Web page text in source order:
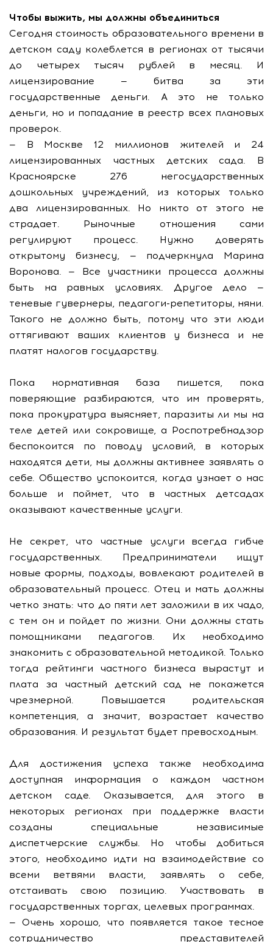
Чтобы выжить, мы должны объединиться
Сегодня стоимость образовательного времени в
детском саду колеблется в регионах от тысячи
до четырех тысяч рублей в месяц. И
лицензирование — битва за эти
государственные деньги. А это не только
деньги, но и попадание в реестр всех плановых
проверок.
— В Москве 12 миллионов жителей и 24
лицензированных частных детских сада. В
Красноярске 276 негосударственных
дошкольных учреждений, из которых только
два лицензированных. Но никто от этого не
страдает. Рыночные отношения сами
регулируют процесс. Нужно доверять
открытому бизнесу, — подчеркнула Марина
Воронова. — Все участники процесса должны
быть на равных условиях. Другое дело —
теневые гувернеры, педагоги-репетиторы, няни.
Такого не должно быть, потому что эти люди
оттягивают ваших клиентов у бизнеса и не
платят налогов государству.
Пока нормативная база пишется, пока
поверяющие разбираются, что им проверять,
пока прокуратура выясняет, паразиты ли мы на
теле детей или сокровище, а Роспотребнадзор
беспокоится по поводу условий, в которых
находятся дети, мы должны активнее заявлять о
себе. Общество успокоится, когда узнает о нас
больше и поймет, что в частных детсадах
оказывают качественные услуги.
Не секрет, что частные услуги всегда гибче
государственных. Предприниматели ищут
новые формы, подходы, вовлекают родителей в
образовательный процесс. Отец и мать должны
четко знать: что до пяти лет заложили в их чадо,
с тем он и пойдет по жизни. Они должны стать
помощниками педагогов. Их необходимо
знакомить с образовательной методикой. Только
тогда рейтинги частного бизнеса вырастут и
плата за частный детский сад не покажется
чрезмерной. Повышается родительская
компетенция, а значит, возрастает качество
образования. И результат будет превосходным.
Для достижения успеха также необходима
доступная информация о каждом частном
детском саде. Оказывается, для этого в
некоторых регионах при поддержке власти
созданы специальные независимые
диспетчерские службы. Но чтобы добиться
этого, необходимо идти на взаимодействие со
всеми ветвями власти, заявлять о себе,
отстаивать свою позицию. Участвовать в
государственных торгах, целевых программах.
— Очень хорошо, что появляется такое тесное
сотрудничество представителей